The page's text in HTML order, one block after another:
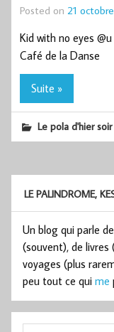
Posted on 21
Kid with no eyes
Café de la Danse
Suite »
Le pola d'hier soir
LE PALINDROME,
Un blog qui parle
(souvent), de livres
voyages (plus
peu tout ce qui me